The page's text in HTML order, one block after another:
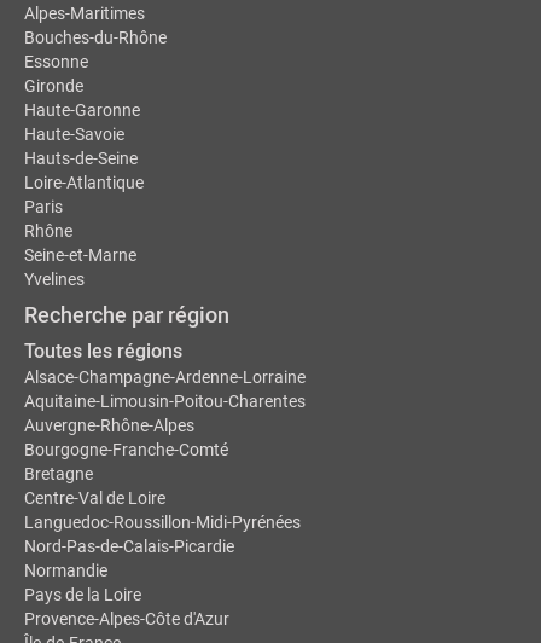
Alpes-Maritimes
Bouches-du-Rhône
Essonne
Gironde
Haute-Garonne
Haute-Savoie
Hauts-de-Seine
Loire-Atlantique
Paris
Rhône
Seine-et-Marne
Yvelines
Recherche par région
Toutes les régions
Alsace-Champagne-Ardenne-Lorraine
Aquitaine-Limousin-Poitou-Charentes
Auvergne-Rhône-Alpes
Bourgogne-Franche-Comté
Bretagne
Centre-Val de Loire
Languedoc-Roussillon-Midi-Pyrénées
Nord-Pas-de-Calais-Picardie
Normandie
Pays de la Loire
Provence-Alpes-Côte d'Azur